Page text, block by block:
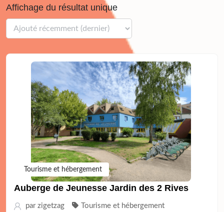
Affichage du résultat unique
Tourisme et hébergement
Auberge de Jeunesse Jardin des 2 Rives
par zigetzag Tourisme et hébergement